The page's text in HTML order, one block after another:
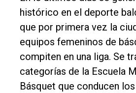
Deportes
Fúnebres
Edición
Empresa
Nosotros
histórico en el deporte
que por primera vez la
equipos femeninos de
compiten en una liga. Se
categorías de la Escuela
Básquet que conducen